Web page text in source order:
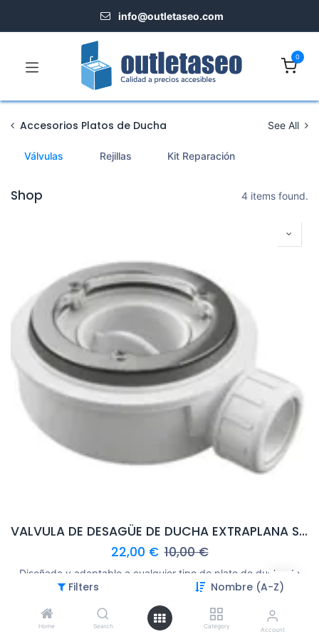
Filters Nombre (A-Z)
Home Search Category Account
info@outletaseo.​com
0
Accesorios Platos de Ducha See All
Válvulas Rejillas Kit Reparación
Shop 4 items found.
VALVULA DE DESAGÜE DE DUCHA EXTRAPLANA SIN TAPA
22,00 € 10,00€
Diseñada y adaptable a cualquier tipo de plato de ducha de
pizarra o resina cuya salida tenga un diámetro de 40mm
Add to Cart